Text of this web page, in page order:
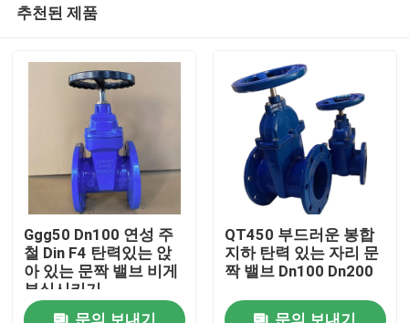
추천된 제품
Ggg50 Dn100 연성 주
철 Din F4 탄력있는 앉
아 있는 문짝 밸브 비게
부식시키기
문의 보내기
QT450 부드러운 봉합
지하 탄력 있는 자리 문
짝 밸브 Dn100 Dn200
문의 보내기